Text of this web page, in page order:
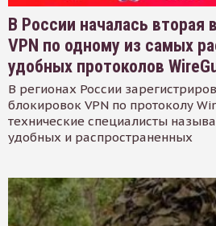
В России началась вторая
VPN по одному из самых
удобных протоколов
В регионах России
блокировок VPN по протоколу
технические специалисты
удобных и распространенных